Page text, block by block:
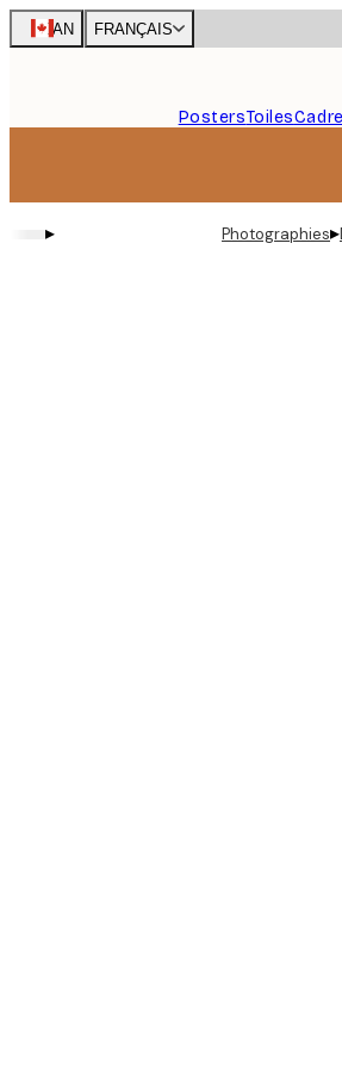
Skip
to
CAN FRANÇAIS
PostersToiles
▸ Photographies▸